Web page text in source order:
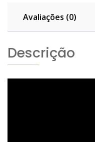
Avaliações (0)
Descrição